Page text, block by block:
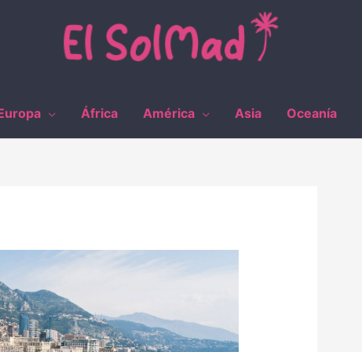
África América Asia Oceanía